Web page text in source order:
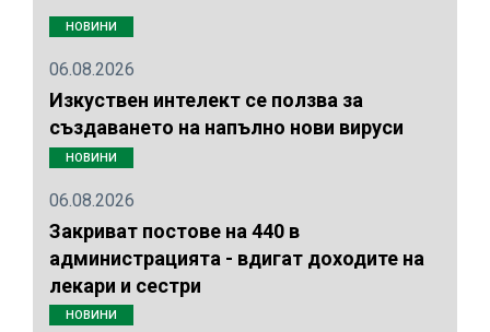
НОВИНИ
06.08.2026
Изкуствен интелект се ползва за
създаването на напълно нови вируси
НОВИНИ
06.08.2026
Закриват постове на 440 в
администрацията - вдигат доходите на
лекари и сестри
НОВИНИ